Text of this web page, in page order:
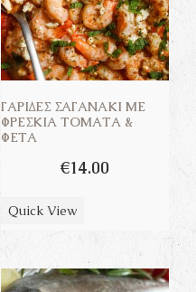
ΓΑΡΊΔΕΣ ΣΑΓΑΝΆΚΙ ΜΕ
ΦΡΈΣΚΙΑ ΤΟΜΆΤΑ &
ΦΈΤΑ
€14.00
Quick View